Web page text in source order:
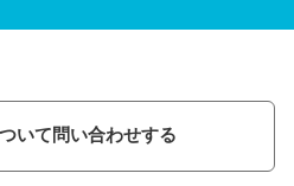
いて問い合わせする